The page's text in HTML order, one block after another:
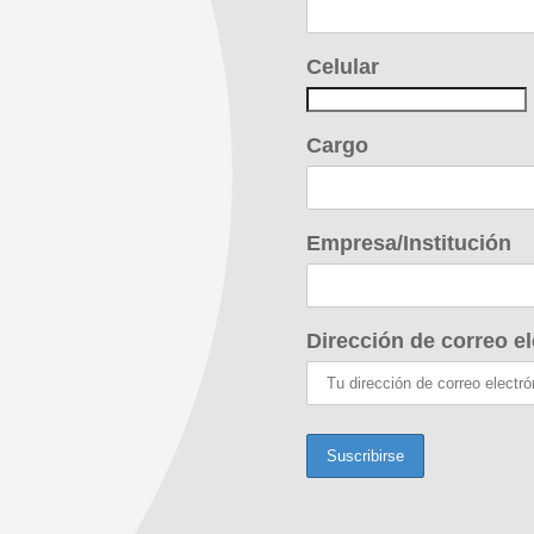
Celular
Cargo
Empresa/Institución
Dirección de correo